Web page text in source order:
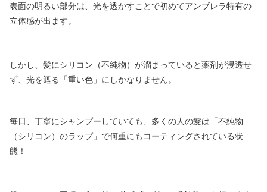
表面の明るい部分は、光を透かすことで初めてアンブレラ特有の
立体感が出ます。
しかし、髪にシリコン（不純物）が溜まっていると薬剤が浸透せ
ず、光を遮る「重い色」にしかなりません。
毎日、丁寧にシャンプーしていても、多くの人の髪は「不純物
（シリコン）のラップ」で何重にもコーティングされている状
態！